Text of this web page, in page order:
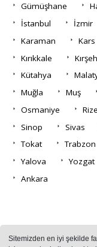
Sitemizden en iyi şekilde
Gümüşhane
İstanbul
İzmir
Karaman
Kars
Kırıkkale
Kütahya
Muğla
Muş
Osmaniye
Rize
Sinop
Sivas
Tokat
Trabzon
Yalova
Yozgat
Ankara